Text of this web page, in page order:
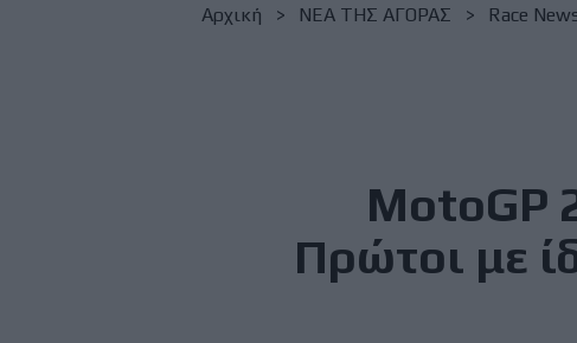
Breadcrumb
Αρχική NΕΑ ΤΗΣ ΑΓΟΡΑΣ Race
MotoGP
Πρώτοι με